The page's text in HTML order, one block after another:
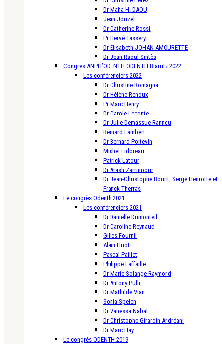
Dr Maha H. DAOU
Jean Jouzel
Dr Catherine Rossi,
Pr Hervé Tassery
Dr Elisabeth JOHAN-AMOURETTE
Dr Jean-Raoul Sintès
Congres ANPH’ODENTH ODENTH Biarritz 2022
Les conférenciers 2022
Dr Christine Romagna
Dr Hélène Renoux
Pr Marc Henry
Dr Carole Leconte
Dr Julie Demassue-Rannou
Bernard Lambert
Dr Bernard Poitevin
Michel Lidoreau
Patrick Latour
Dr Arash Zarrinpour
Dr Jean-Christophe Bourit, Serge Henrotte et
Franck Therras
Le congrès Odenth 2021
Les conférenciers 2021
Dr Danielle Dumonteil
Dr Caroline Reynaud
Gilles Fournil
Alain Huot
Pascal Paillet
Philippe Laffaille
Dr Marie-Solange Raymond
Dr Antony Pulli
Dr Mathilde Vian
Sonia Spelen
Dr Vanessa Nabal
Dr Christophe Girardin Andréani
Dr Marc Hay
Le congrès ODENTH 2019